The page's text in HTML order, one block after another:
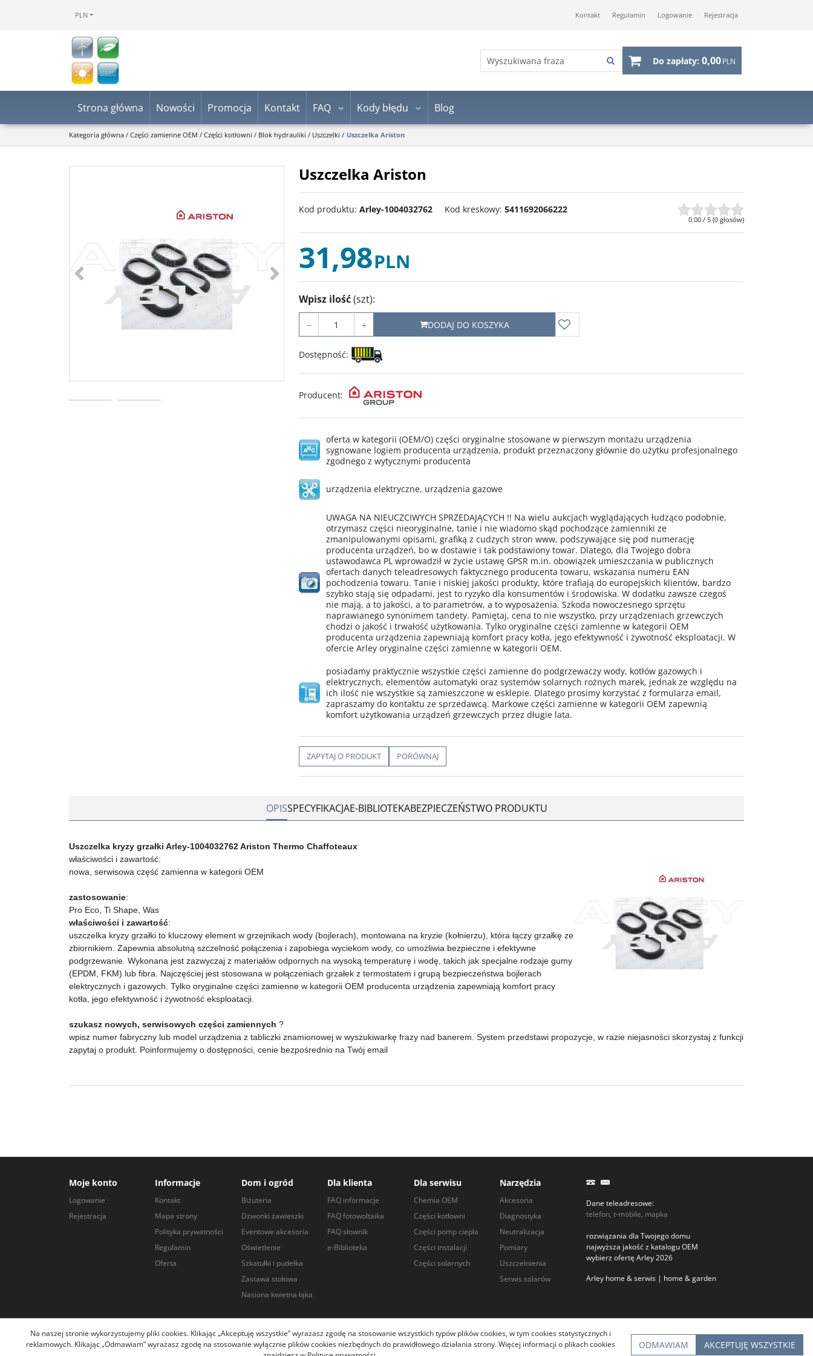
PLN Kontakt Regulamin Logowanie Rejestracja
Do zapłaty: 0,00PLN
Strona główna Nowości Promocja Kontakt FAQ Kody błędu Blog
Kategoria główna / Części zamienne OEM / Części kotłowni / Blok hydrauliki / Uszczelki / Uszczelka Ariston
<
Uszczelka Ariston
Kod produktu: Arley-1004032762 Kod kreskowy: 5411692066222
0.00 / 5 (0 głosów)
31,98PLN
Wpisz ilość(szt):
− + DODAJ DO KOSZYKA
Dostępność:
Producent:
oferta w kategorii (OEM/O) części oryginalne stosowane w pierwszym montażu urządzenia
sygnowane logiem producenta urządzenia, produkt przeznaczony głównie do użytku profesjonalnego
zgodnego z wytycznymi producenta
urządzenia elektryczne, urządzenia gazowe
UWAGA NA NIEUCZCIWYCH SPRZEDAJĄCYCH !! Na wielu aukcjach wyglądających łudząco podobnie,
otrzymasz części nieoryginalne, tanie i nie wiadomo skąd pochodzące zamienniki ze
zmanipulowanymi opisami, grafiką z cudzych stron www, podszywające się pod numerację
producenta urządzeń, bo w dostawie i tak podstawiony towar. Dlatego, dla Twojego dobra
ustawodawca PL wprowadził w życie ustawę GPSR m.in. obowiązek umieszczania w publicznych
ofertach danych teleadresowych faktycznego producenta towaru, wskazania numeru EAN
pochodzenia towaru. Tanie i niskiej jakości produkty, które trafiają do europejskich klientów, bardzo
szybko stają się odpadami, jest to ryzyko dla konsumentów i środowiska. W dodatku zawsze czegoś
nie mają, a to jakości, a to parametrów, a to wyposażenia. Szkoda nowoczesnego sprzętu
naprawianego synonimem tandety. Pamiętaj, cena to nie wszystko, przy urządzeniach grzewczych
chodzi o jakość i trwałość użytkowania. Tylko oryginalne części zamienne w kategorii OEM
producenta urządzenia zapewniają komfort pracy kotła, jego efektywność i żywotność eksploatacji. W
ofercie Arley oryginalne części zamienne w kategorii OEM.
posiadamy praktycznie wszystkie części zamienne do podgrzewaczy wody, kotłów gazowych i
elektrycznych, elementów automatyki oraz systemów solarnych rożnych marek, jednak ze względu na
ich ilość nie wszystkie są zamieszczone w esklepie. Dlatego prosimy korzystać z formularza email,
zapraszamy do kontaktu ze sprzedawcą. Markowe części zamienne w kategorii OEM zapewnią
komfort użytkowania urządzeń grzewczych przez długie lata.
ZAPYTAJ O PRODUKT PORÓWNAJ
OPISSPECYFIKACJAE-BIBLIOTEKABEZPIECZEŃSTWO PRODUKTU
Uszczelka kryzy grzałki Arley-1004032762 Ariston Thermo Chaffoteaux
właściwości i zawartość:
nowa, serwisowa część zamienna w kategorii OEM
zastosowanie:
Pro Eco, Ti Shape, Was
właściwości i zawartość:
uszczelka kryzy grzałki to kluczowy element w grzejnikach wody (bojlerach), montowana na kryzie (kołnierzu), która łączy grzałkę ze
zbiornikiem. Zapewnia absolutną szczelność połączenia i zapobiega wyciekom wody, co umożliwia bezpieczne i efektywne
podgrzewanie. Wykonana jest zazwyczaj z materiałów odpornych na wysoką temperaturę i wodę, takich jak specjalne rodzaje gumy
(EPDM, FKM) lub fibra. Najczęściej jest stosowana w połączeniach grzałek z termostatem i grupą bezpieczeństwa bojlerach
elektrycznych i gazowych. Tylko oryginalne części zamienne w kategorii OEM producenta urządzenia zapewniają komfort pracy
kotła, jego efektywność i żywotność eksploatacji.
szukasz nowych, serwisowych części zamiennych ?
wpisz numer fabryczny lub model urządzenia z tabliczki znamionowej w wyszukiwarkę frazy nad banerem. System przedstawi propozycje, w razie niejasności skorzystaj z funkcji
zapytaj o produkt. Poinformujemy o dostępności, cenie bezpośrednio na Twój email
Moje konto
Logowanie
Rejestracja
Informacje
Kontakt
Mapa strony
Polityka prywatności
Regulamin
Oferta
Dom i ogród
Biżuteria
Dzwonki zawieszki
Eventowe akcesoria
Oświetlenie
Szkatułki i pudełka
Zastawa stołowa
Nasiona kwietna łąka
Dla klienta
FAQ informacje
FAQ fotowoltaika
FAQ słownik
e-Biblioteka
Dla serwisu
Chemia OEM
Części kotłowni
Części pomp ciepła
Części instalacji
Części solarnych
Narzędzia
Akcesoria
Diagnostyka
Neutralizacja
Pomiary
Uszczelnienia
Serwis solarów
Dane teleadresowe:
telefon, t-mobile, mapka
rozwiązania dla Twojego domu
najwyższa jakość z katalogu OEM
wybierz ofertę Arley 2026
Arley home & serwis | home & garden
Copyright arley.com.pl 2026 InfoSerwis oprogramowanie sklepu BestSeller
Na naszej stronie wykorzystujemy pliki cookies. Klikając „Akceptuję wszystkie” wyrażasz zgodę na stosowanie wszystkich typów plików cookies, w tym cookies statystycznych i
reklamowych. Klikając „Odmawiam” wyrażasz zgodę na stosowanie wyłącznie plików cookies niezbędnych do prawidłowego działania strony. Więcej informacji o plikach cookies
ODMAWIAM AKCEPTUJĘ WSZYSTKIE